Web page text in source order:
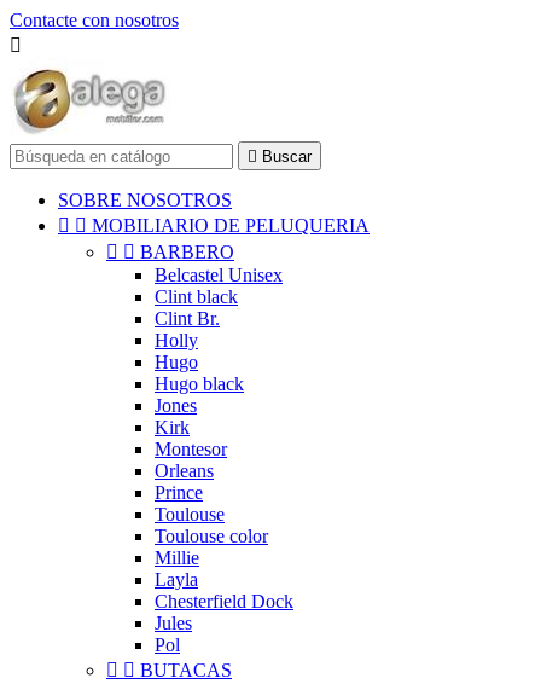
Contacte con nosotros

 Buscar
SOBRE NOSOTROS
  MOBILIARIO DE PELUQUERIA
  BARBERO
Belcastel Unisex
Clint black
Clint Br.
Holly
Hugo
Hugo black
Jones
Kirk
Montesor
Orleans
Prince
Toulouse
Toulouse color
Millie
Layla
Chesterfield Dock
Jules
Pol
  BUTACAS